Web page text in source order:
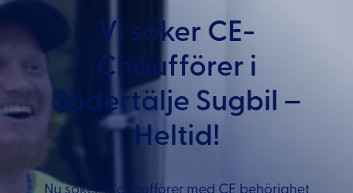
Vi söker CE-
Chaufförer i
Södertälje Sugbil –
Heltid!
Nu söker vi chaufförer med CE behörighet